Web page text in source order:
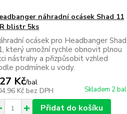
náhradní ocásek Shad 11
blistr 5ks
ocásek pro Headbanger Shad
který umožní rychle obnovit plnou
nástrahy a přizpůsobit vzhled
podmínek u vody.
Kč/bal
Kč bez DPH Skladem 2 bal
Přidat do košíku